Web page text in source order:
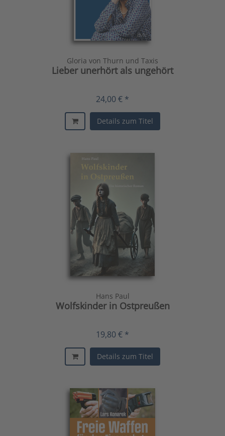
Gloria von Thurn und Taxis
Lieber unerhört als ungehört
24,00 € *
Details zum Titel
Hans Paul
Wolfskinder in Ostpreußen
19,80 € *
Details zum Titel